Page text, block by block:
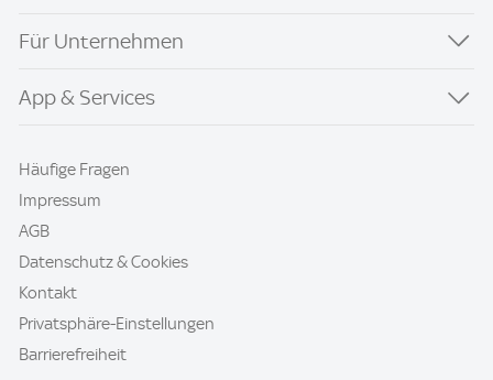
Für Unternehmen
App & Services
Häufige Fragen
Impressum
AGB
Datenschutz & Cookies
Kontakt
Privatsphäre-Einstellungen
Barrierefreiheit